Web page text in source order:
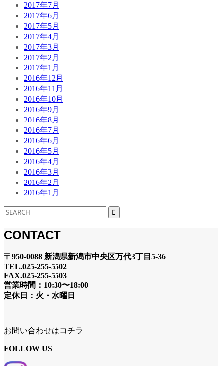
2017年7月
2017年6月
2017年5月
2017年4月
2017年3月
2017年2月
2017年1月
2016年12月
2016年11月
2016年10月
2016年9月
2016年8月
2016年7月
2016年6月
2016年5月
2016年4月
2016年3月
2016年2月
2016年1月
CONTACT
〒950-0088 新潟県新潟市中央区万代3丁目5-36
TEL.025-255-5502
FAX.025-255-5503
営業時間：10:30〜18:00
定休日：火・水曜日
お問い合わせはコチラ
FOLLOW US